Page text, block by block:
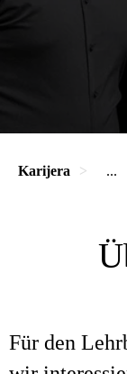
Karijera ...
Für den